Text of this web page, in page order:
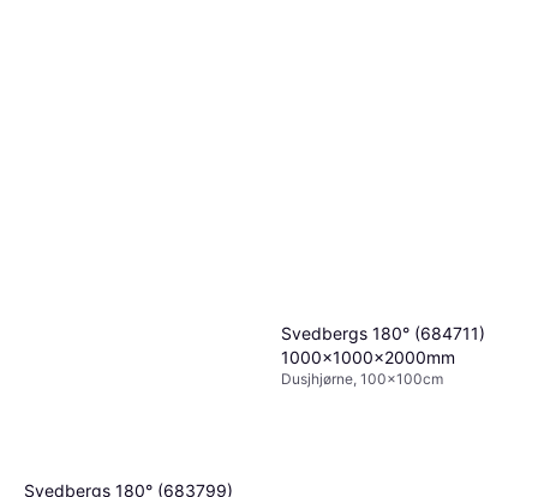
Svedbergs 180° (683799)
Svedbergs 180° (684711)
1000x1000x2000mm
Dusjhjørne, 100x100cm